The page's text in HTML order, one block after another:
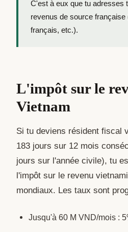
C'est à eux que tu adresses
revenus de source
français, etc.).
L'impôt sur le
Vietnam
Si tu deviens résident fiscal
183 jours sur 12 mois
jours sur l'année civile), tu
l'impôt sur le revenu
mondiaux. Les taux sont
Jusqu'à 60 M VND/mois :